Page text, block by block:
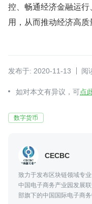
控、畅通经济金融运
用，从而推动经济高质
发布于: 2020-11-13 阅
如对本文有异议，可点
数字货币
CECBC
致力于发布区块链领域专
中国电子商务产业园发展
部旗下的中国国际电子商